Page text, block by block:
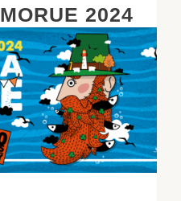
2024